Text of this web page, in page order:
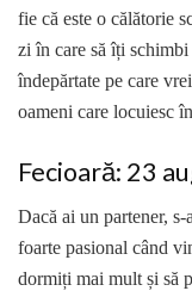
fie că este o călătorie
zi în care să îți
îndepărtate pe care
oameni care locuiesc
Fecioară: 23
Dacă ai un partener,
foarte pasional când
dormiți mai mult și să